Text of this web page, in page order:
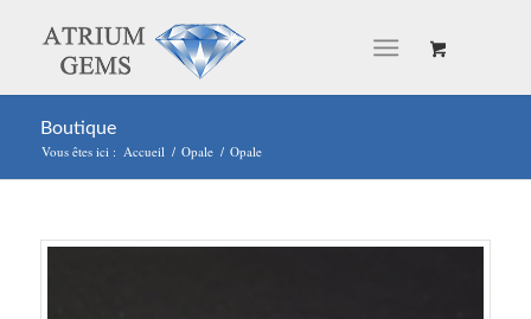
Boutique
Vous êtes ici : Accueil / Opale / Opale